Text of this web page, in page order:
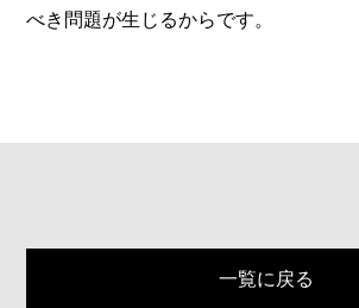
べき問題が生じるからです。
一覧に戻る